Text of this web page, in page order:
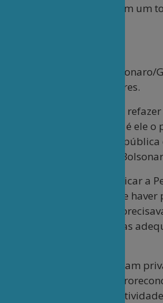
terceirizados, em um
nessas áreas.
o novo governo Lula:
de Temer, Bolsonaro/
e aos trabalhadores.
os investimentos,
à soberania, pois é ele o
novo presidente da República
gestões de Temer e
Imperial para prejudicar a
clareza que deve haver
nem por isso a ANP
e possível realizar as
nas unidades que foram
das unidades da
foram mantidas em